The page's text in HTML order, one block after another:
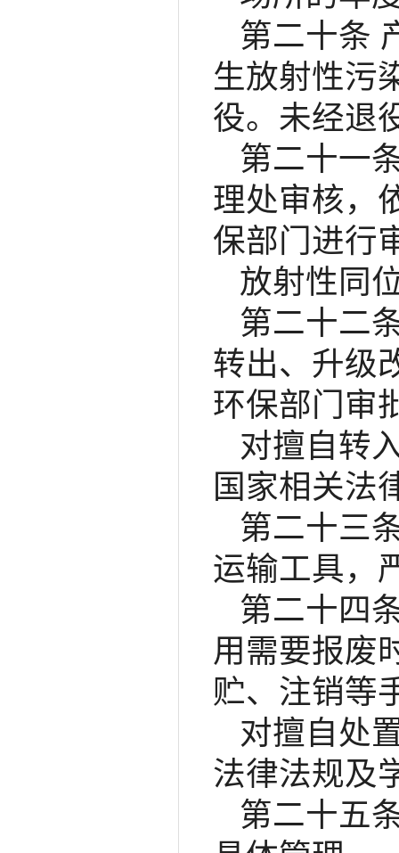
第二十条
生放射性污
役。未经退
第二十一
理处审核，
保部门进行
放射性同
第二十二
转出、升级
环保部门审
对擅自转
国家相关法
第二十三
运输工具，
第二十四
用需要报废
贮、注销等
对擅自处
法律法规及
第二十五